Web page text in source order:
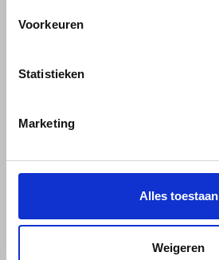
Voorkeuren
Statistieken
Marketing
Alles toestaan
Weigeren
Kunststof platen
PVC platen
Trespa
map Veensesteeg 8, 4264 KG Veen
info@voskunststoffen.nl